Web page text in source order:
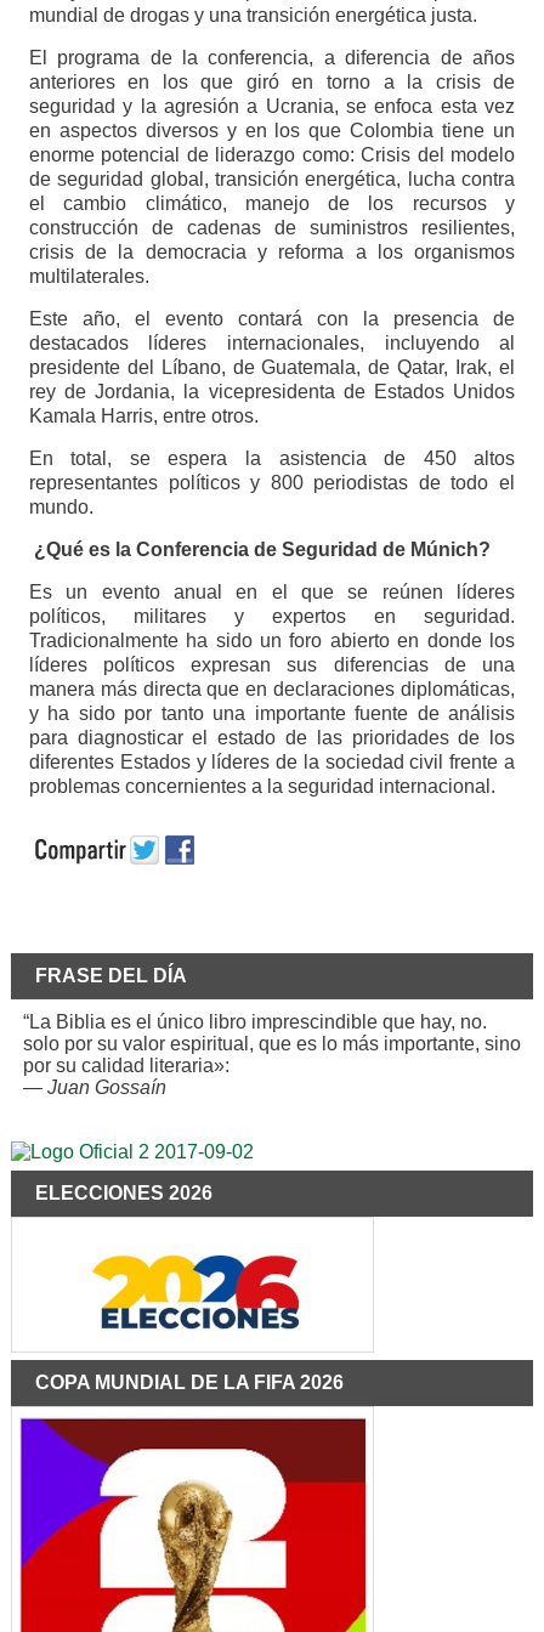
mundial de drogas y una transición energética justa.
El programa de la conferencia, a diferencia de años
anteriores en los que giró en torno a la crisis de
seguridad y la agresión a Ucrania, se enfoca esta vez
en aspectos diversos y en los que Colombia tiene un
enorme potencial de liderazgo como: Crisis del modelo
de seguridad global, transición energética, lucha contra
el cambio climático, manejo de los recursos y
construcción de cadenas de suministros resilientes,
crisis de la democracia y reforma a los organismos
multilaterales.
Este año, el evento contará con la presencia de
destacados líderes internacionales, incluyendo al
presidente del Líbano, de Guatemala, de Qatar, Irak, el
rey de Jordania, la vicepresidenta de Estados Unidos
Kamala Harris, entre otros.
En total, se espera la asistencia de 450 altos
representantes políticos y 800 periodistas de todo el
mundo.
¿Qué es la Conferencia de Seguridad de Múnich?
Es un evento anual en el que se reúnen líderes
políticos, militares y expertos en seguridad.
Tradicionalmente ha sido un foro abierto en donde los
líderes políticos expresan sus diferencias de una
manera más directa que en declaraciones diplomáticas,
y ha sido por tanto una importante fuente de análisis
para diagnosticar el estado de las prioridades de los
diferentes Estados y líderes de la sociedad civil frente a
problemas concernientes a la seguridad internacional.
FRASE DEL DÍA
“La Biblia es el único libro imprescindible que hay, no.
solo por su valor espiritual, que es lo más importante, sino
por su calidad literaria»:
— Juan Gossaín
ELECCIONES 2026
COPA MUNDIAL DE LA FIFA 2026